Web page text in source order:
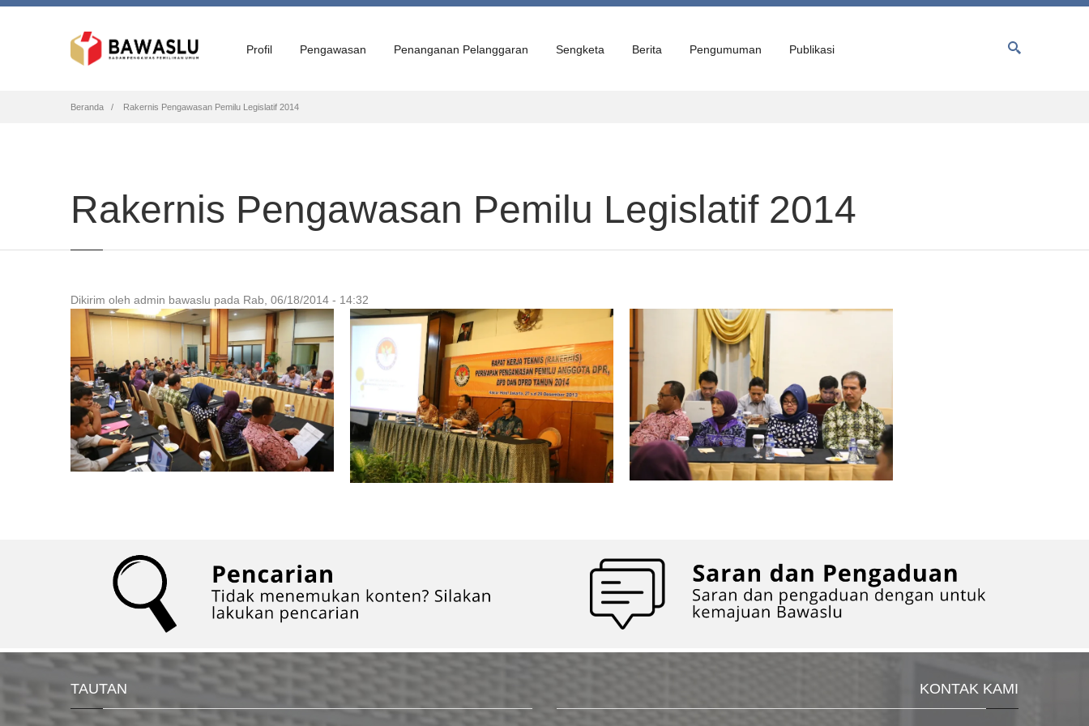
Profil Pengawasan Penanganan Pelanggaran Sengketa Berita Pengumuman Publikasi
Breadcrumb
Beranda Rakernis Pengawasan Pemilu Legislatif 2014
Rakernis Pengawasan Pemilu Legislatif 2014
Dikirim oleh admin bawaslu pada Rab, 06/18/2014 - 14:32
TAUTAN KONTAK KAMI